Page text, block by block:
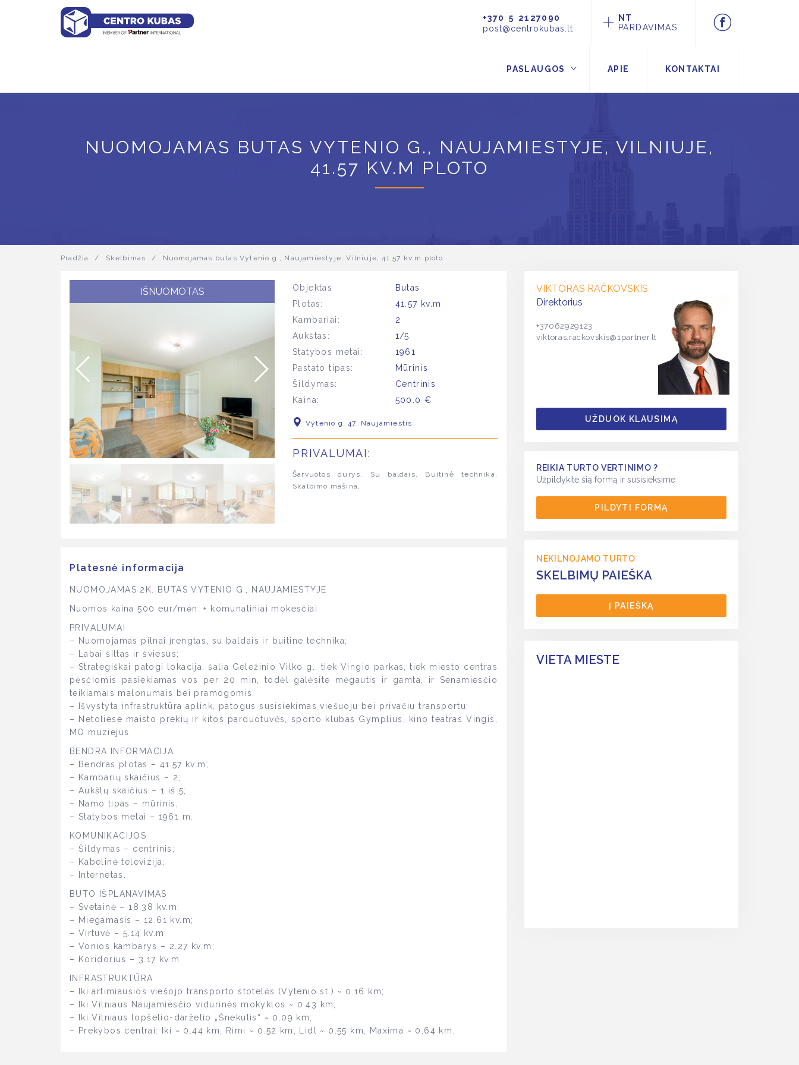
+370 5 2127090
post@centrokubas.lt
NT
PARDAVIMAS
PASLAUGOS APIE KONTAKTAI
NUOMOJAMAS BUTAS VYTENIO G., NAUJAMIESTYJE, VILNIUJE,
41.57 KV.M PLOTO
Pradžia / Skelbimas / Nuomojamas butas Vytenio g., Naujamiestyje, Vilniuje, 41.57 kv.m ploto
IŠNUOMOTAS Objektas
Butas
Plotas:
41.57 kv.m
Kambariai:
2
Aukštas:
1/5
Statybos metai:
1961
Pastato tipas:
Mūrinis
Šildymas:
Centrinis
Kaina:
500.0 €
Vytenio g. 47, Naujamiestis
PRIVALUMAI:
Šarvuotos durys, Su baldais, Buitinė technika,
Skalbimo mašina,
Platesnė informacija
NUOMOJAMAS 2K. BUTAS VYTENIO G., NAUJAMIESTYJE
Nuomos kaina 500 eur/mėn. + komunaliniai mokesčiai
PRIVALUMAI
– Nuomojamas pilnai įrengtas, su baldais ir buitine technika;
– Labai šiltas ir šviesus;
– Strategiškai patogi lokacija, šalia Geležinio Vilko g., tiek Vingio parkas, tiek miesto centras
pėsčiomis pasiekiamas vos per 20 min, todėl galėsite mėgautis ir gamta, ir Senamiesčio
teikiamais malonumais bei pramogomis.
– Išvystyta infrastruktūra aplink, patogus susisiekimas viešuoju bei privačiu transportu;
– Netoliese maisto prekių ir kitos parduotuvės, sporto klubas Gymplius, kino teatras Vingis,
MO muziejus.
BENDRA INFORMACIJA
– Bendras plotas – 41.57 kv.m;
– Kambarių skaičius – 2;
– Aukštų skaičius – 1 iš 5;
– Namo tipas – mūrinis;
– Statybos metai – 1961 m.
KOMUNIKACIJOS
– Šildymas – centrinis;
– Kabelinė televizija;
– Internetas.
BUTO IŠPLANAVIMAS
– Svetainė – 18.38 kv.m;
– Miegamasis – 12.61 kv.m;
– Virtuvė – 5.14 kv.m;
– Vonios kambarys – 2.27 kv.m;
– Koridorius – 3.17 kv.m.
INFRASTRUKTŪRA
– Iki artimiausios viešojo transporto stotelės (Vytenio st.) ~ 0.16 km;
– Iki Vilniaus Naujamiesčio vidurinės mokyklos ~ 0.43 km;
– Iki Vilniaus lopšelio-darželio „Šnekutis“ ~ 0.09 km;
– Prekybos centrai: Iki ~ 0.44 km, Rimi ~ 0.52 km, Lidl ~ 0.55 km, Maxima ~ 0.64 km.
VIKTORAS RAČKOVSKIS
Direktorius
+37062929123
viktoras.rackovskis@1partner.lt
UŽDUOK KLAUSIMĄ
REIKIA TURTO VERTINIMO ?
Užpildykite šią formą ir susisieksime
PILDYTI FORMĄ
NEKILNOJAMO TURTO
SKELBIMŲ PAIEŠKA
Į PAIEŠKĄ
VIETA MIESTE